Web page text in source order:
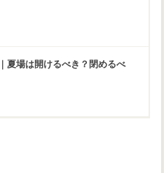
夏場は開けるべき？閉めるべ